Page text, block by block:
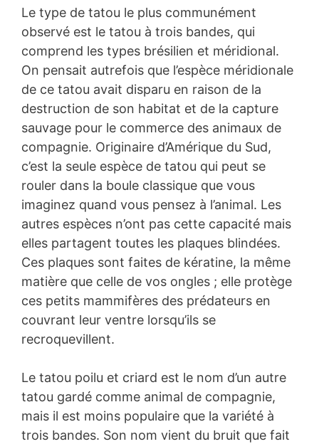
Le type de tatou le plus communément
observé est le tatou à trois bandes, qui
comprend les types brésilien et méridional.
On pensait autrefois que l’espèce méridionale
de ce tatou avait disparu en raison de la
destruction de son habitat et de la capture
sauvage pour le commerce des animaux de
compagnie. Originaire d’Amérique du Sud,
c’est la seule espèce de tatou qui peut se
rouler dans la boule classique que vous
imaginez quand vous pensez à l’animal. Les
autres espèces n’ont pas cette capacité mais
elles partagent toutes les plaques blindées.
Ces plaques sont faites de kératine, la même
matière que celle de vos ongles ; elle protège
ces petits mammifères des prédateurs en
couvrant leur ventre lorsqu’ils se
recroquevillent.
Le tatou poilu et criard est le nom d’un autre
tatou gardé comme animal de compagnie,
mais il est moins populaire que la variété à
trois bandes. Son nom vient du bruit que fait